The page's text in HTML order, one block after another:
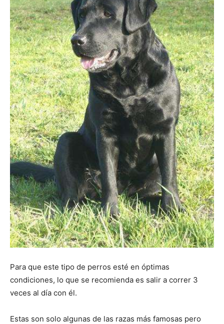
Para que este tipo de perros esté en óptimas
condiciones, lo que se recomienda es salir a correr 3
veces al día con él.
Estas son solo algunas de las razas más famosas pero